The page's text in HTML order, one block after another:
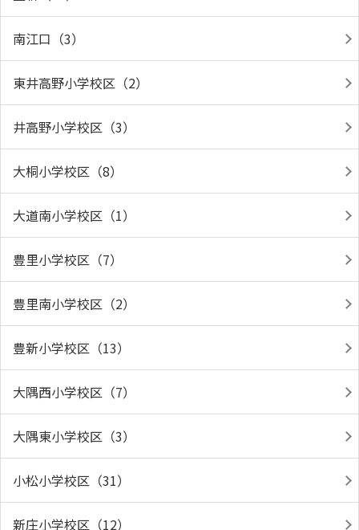
南江口（3）
東井高野小学校区（2）
井高野小学校区（3）
大桐小学校区（8）
大道南小学校区（1）
豊里小学校区（7）
豊里南小学校区（2）
豊新小学校区（13）
大隅西小学校区（7）
大隅東小学校区（3）
小松小学校区（31）
新庄小学校区（12）